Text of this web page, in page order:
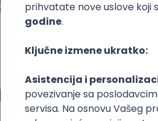
SQL Server OOP Junior
Azure DevOps REST Agile